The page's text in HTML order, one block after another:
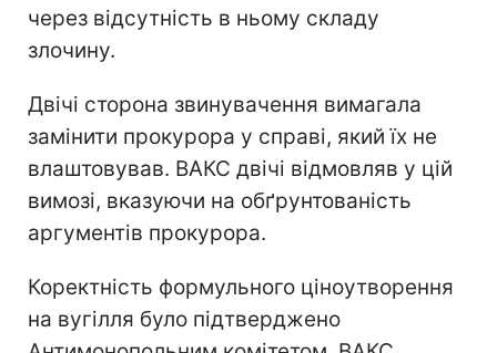
через відсутність в ньому складу
злочину.
Двічі сторона звинувачення вимагала
замінити прокурора у справі, який їх не
влаштовував. ВАКС двічі відмовляв у цій
вимозі, вказуючи на обґрунтованість
аргументів прокурора.
Коректність формульного ціноутворення
на вугілля було підтверджено